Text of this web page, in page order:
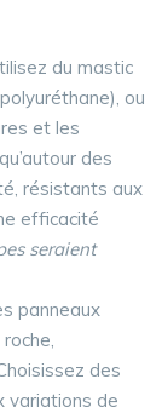
du mastic
ou
et les
des
résistants aux
efficacité
seraient
panneaux
des
variations de